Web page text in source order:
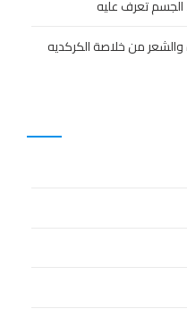
الجسم تعرف عليه
والشعر من خلاصة الكركديه